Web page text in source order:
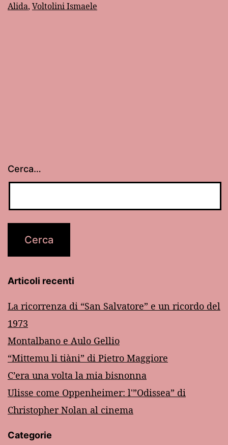
Alida, Voltolini Ismaele
Cerca…
Articoli recenti
La ricorrenza di “San Salvatore” e un ricordo del
1973
Montalbano e Aulo Gellio
“Mittemu li tiàni” di Pietro Maggiore
C’era una volta la mia bisnonna
Ulisse come Oppenheimer: l'”Odissea” di
Christopher Nolan al cinema
Categorie